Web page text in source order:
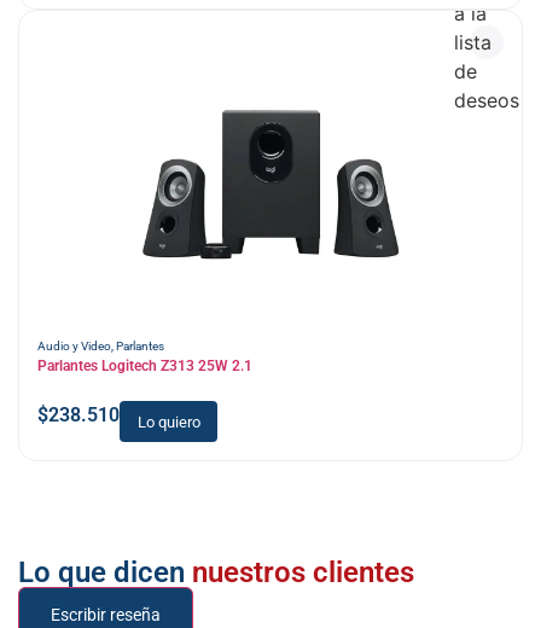
Audio y Video Parlantes
Parlantes Logitech Z313 25W 2.1
$238.510 Lo quiero
a la
lista
de
deseos
Lo que dicen nuestros clientes
Escribir reseña